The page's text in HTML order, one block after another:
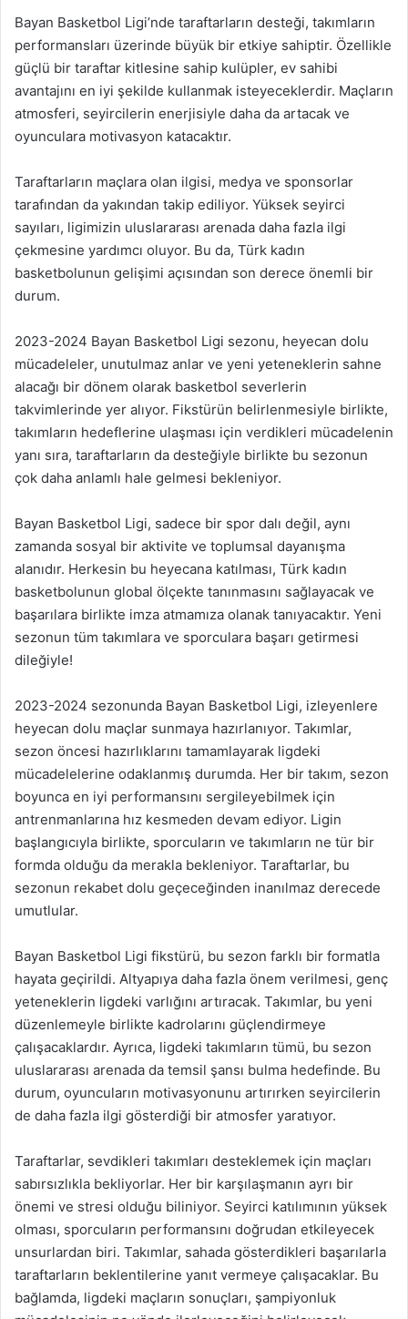
Bayan Basketbol Ligi’nde taraftarların desteği, takımların
performansları üzerinde büyük bir etkiye sahiptir. Özellikle
güçlü bir taraftar kitlesine sahip kulüpler, ev sahibi
avantajını en iyi şekilde kullanmak isteyeceklerdir. Maçların
atmosferi, seyircilerin enerjisiyle daha da artacak ve
oyunculara motivasyon katacaktır.
Taraftarların maçlara olan ilgisi, medya ve sponsorlar
tarafından da yakından takip ediliyor. Yüksek seyirci
sayıları, ligimizin uluslararası arenada daha fazla ilgi
çekmesine yardımcı oluyor. Bu da, Türk kadın
basketbolunun gelişimi açısından son derece önemli bir
durum.
2023-2024 Bayan Basketbol Ligi sezonu, heyecan dolu
mücadeleler, unutulmaz anlar ve yeni yeteneklerin sahne
alacağı bir dönem olarak basketbol severlerin
takvimlerinde yer alıyor. Fikstürün belirlenmesiyle birlikte,
takımların hedeflerine ulaşması için verdikleri mücadelenin
yanı sıra, taraftarların da desteğiyle birlikte bu sezonun
çok daha anlamlı hale gelmesi bekleniyor.
Bayan Basketbol Ligi, sadece bir spor dalı değil, aynı
zamanda sosyal bir aktivite ve toplumsal dayanışma
alanıdır. Herkesin bu heyecana katılması, Türk kadın
basketbolunun global ölçekte tanınmasını sağlayacak ve
başarılara birlikte imza atmamıza olanak tanıyacaktır. Yeni
sezonun tüm takımlara ve sporculara başarı getirmesi
dileğiyle!
2023-2024 sezonunda Bayan Basketbol Ligi, izleyenlere
heyecan dolu maçlar sunmaya hazırlanıyor. Takımlar,
sezon öncesi hazırlıklarını tamamlayarak ligdeki
mücadelelerine odaklanmış durumda. Her bir takım, sezon
boyunca en iyi performansını sergileyebilmek için
antrenmanlarına hız kesmeden devam ediyor. Ligin
başlangıcıyla birlikte, sporcuların ve takımların ne tür bir
formda olduğu da merakla bekleniyor. Taraftarlar, bu
sezonun rekabet dolu geçeceğinden inanılmaz derecede
umutlular.
Bayan Basketbol Ligi fikstürü, bu sezon farklı bir formatla
hayata geçirildi. Altyapıya daha fazla önem verilmesi, genç
yeteneklerin ligdeki varlığını artıracak. Takımlar, bu yeni
düzenlemeyle birlikte kadrolarını güçlendirmeye
çalışacaklardır. Ayrıca, ligdeki takımların tümü, bu sezon
uluslararası arenada da temsil şansı bulma hedefinde. Bu
durum, oyuncuların motivasyonunu artırırken seyircilerin
de daha fazla ilgi gösterdiği bir atmosfer yaratıyor.
Taraftarlar, sevdikleri takımları desteklemek için maçları
sabırsızlıkla bekliyorlar. Her bir karşılaşmanın ayrı bir
önemi ve stresi olduğu biliniyor. Seyirci katılımının yüksek
olması, sporcuların performansını doğrudan etkileyecek
unsurlardan biri. Takımlar, sahada gösterdikleri başarılarla
taraftarların beklentilerine yanıt vermeye çalışacaklar. Bu
bağlamda, ligdeki maçların sonuçları, şampiyonluk